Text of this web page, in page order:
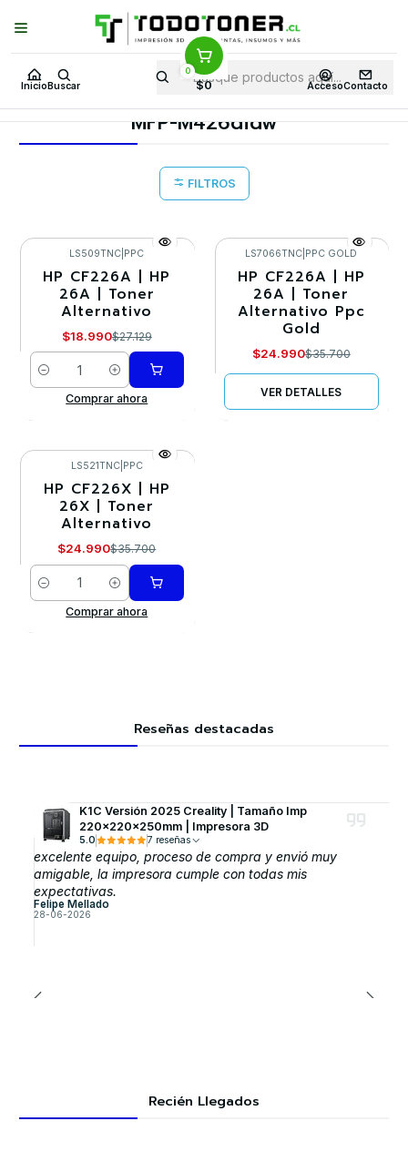
Inicio Buscar
0
$0 AccesoContacto
Puedes Elegir: Comprar enTienda· Despachoa Todo Chile · Retiro en
Tienda en24 Horas
Inicio Toner y tambor Toner Alternativo HP Equipos HP
MFP-M426dfdw
MFP-M426dfdw
FILTROS
-30%
LS509TNC PPC
HP CF226A | HP
26A | Toner
Alternativo
$18.990$27.129
Cantidad
Comprar ahora
-30%
Agotado
LS7066TNC PPC GOLD
HP CF226A | HP
26A | Toner
Alternativo Ppc
Gold
$24.990$35.700
VER DETALLES
-30%
LS521TNC| PPC
HP CF226X | HP
26X | Toner
Alternativo
$24.990$35.700
Cantidad
Comprar ahora
Reseñas destacadas
K1C Versión 2025 Creality | Tamaño Imp
220x220x250mm | Impresora 3D
5.0 7 reseñas
excelente equipo, proceso de compra y envió muy
amigable, la impresora cumple con todas mis
expectativas.
Felipe Mellado
28-06-2026
Recién Llegados